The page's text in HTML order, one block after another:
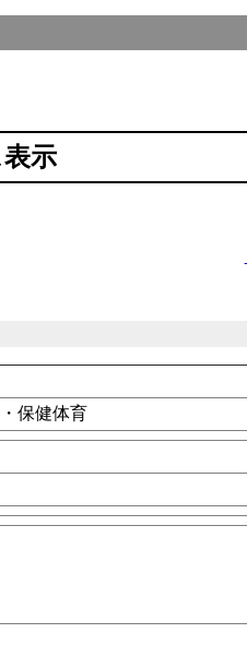
示
保健体育